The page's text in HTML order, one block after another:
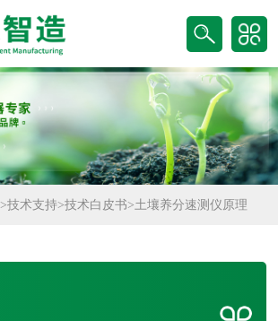
>技术支持>技术白皮书>土壤养分速测仪原理